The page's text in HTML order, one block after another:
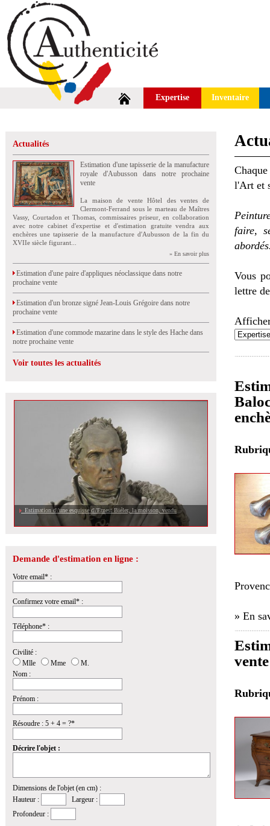
Expertise Inventaire
Actualités
Estimation d'une tapisserie de la manufacture
royale d'Aubusson dans notre prochaine
vente
La maison de vente Hôtel des ventes de
Clermont-Ferrand sous le marteau de Maîtres
Vassy, Courtadon et Thomas, commissaires priseur, en collaboration
avec notre cabinet d'expertise et d'estimation gratuite vendra aux
enchères une tapisserie de la manufacture d'Aubusson de la fin du
XVIIe siècle figurant...
» En savoir plus
Estimation d'une paire d'appliques néoclassique dans notre
prochaine vente
Estimation d'un bronze signé Jean-Louis Grégoire dans notre
prochaine vente
Estimation d'une commode mazarine dans le style des Hache dans
notre prochaine vente
Voir toutes les actualités
Estimation d\'une esquisse d\'Ernest Biéler, la moisson, vendu
Demande d'estimation en ligne :
Votre email* :
Confirmez votre email* :
Téléphone* :
Civilité :
Mlle
Mme
M.
Nom :
Prénom :
Résoudre : 5 + 4 = ?*
Décrire l'objet :
Dimensions de l'objet (en cm) :
Hauteur :
Largeur :
Profondeur :
l'Art et
faire,
Vous
lettre
» En